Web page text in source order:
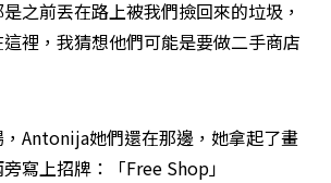
之前丟在路上被我們撿回來的垃圾，
裡，我猜想他們可能是要做二手商店
Antonija她們還在那邊，她拿起了畫
寫上招牌：「Free Shop」